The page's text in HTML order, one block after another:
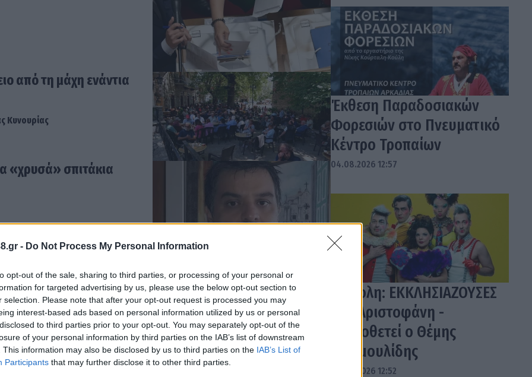
- Do Not Process My Personal Information
opt-out of the sale, sharing to third parties, or processing of your personal or
for targeted advertising by us, please use the below opt-out section to
selection. Please note that after your opt-out request is processed you may
interest-based ads based on personal information utilized by us or personal
to third parties prior to your opt-out. You may separately opt-out of the
of your personal information by third parties on the IAB’s list of downstream
This information may also be disclosed by us to third parties on the IAB’s List of
Participants that may further disclose it to other third parties.
από τη μάχη ενάντια
Κυνουρίας
«χρυσά» σπιτάκια
τους δρόμους που της
Έκθεση Παραδοσιακών
Φορεσιών στο Πνευματικό
Κέντρο Τροπαίων
04.08.2026 12:57
Τρίπολη: ΕΚΚΛΗΣΙΑΖΟΥΣΕΣ
του Αριστοφάνη -
Σκηνοθετεί ο Θέμης
Μουμουλίδης
04.08.2026 12:52